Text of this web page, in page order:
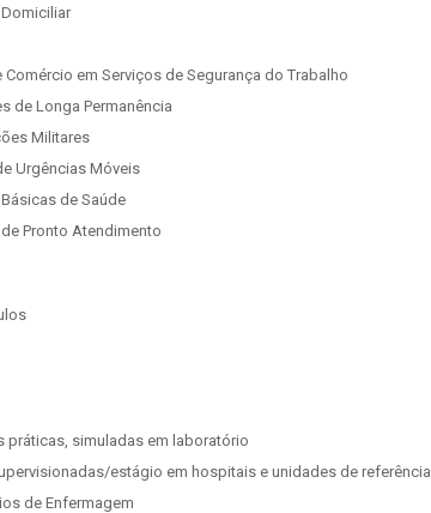
Comércio em Serviços de Segurança do Trabalho
de Longa Permanência
Militares
Urgências Móveis
de Saúde
Pronto Atendimento
práticas, simuladas em laboratório
estágio em hospitais e unidades de referência
de Enfermagem